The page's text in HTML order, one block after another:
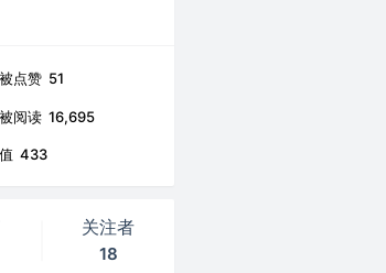
点赞 51
阅读 16,695
433
关注者
18